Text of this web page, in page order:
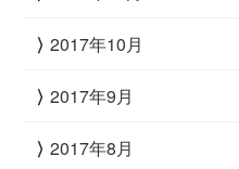
2017年10月
2017年9月
2017年8月